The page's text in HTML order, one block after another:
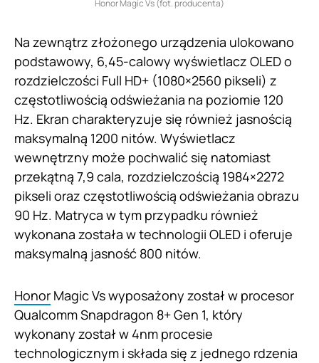
Honor Magic Vs (fot. producenta)
Na zewnątrz złożonego urządzenia ulokowano
podstawowy, 6,45-calowy wyświetlacz OLED o
rozdzielczości Full HD+ (1080×2560 pikseli) z
częstotliwością odświeżania na poziomie 120
Hz. Ekran charakteryzuje się również jasnością
maksymalną 1200 nitów. Wyświetlacz
wewnętrzny może pochwalić się natomiast
przekątną 7,9 cala, rozdzielczością 1984×2272
pikseli oraz częstotliwością odświeżania obrazu
90 Hz. Matryca w tym przypadku również
wykonana została w technologii OLED i oferuje
maksymalną jasność 800 nitów.
Honor Magic Vs wyposażony został w procesor
Qualcomm Snapdragon 8+ Gen 1, który
wykonany został w 4nm procesie
technologicznym i składa się z jednego rdzenia